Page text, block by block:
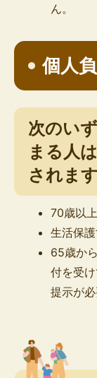
ん。
個人
次のい
まる人
されます
70歳以
生活保
65歳か
付を受
提示が必